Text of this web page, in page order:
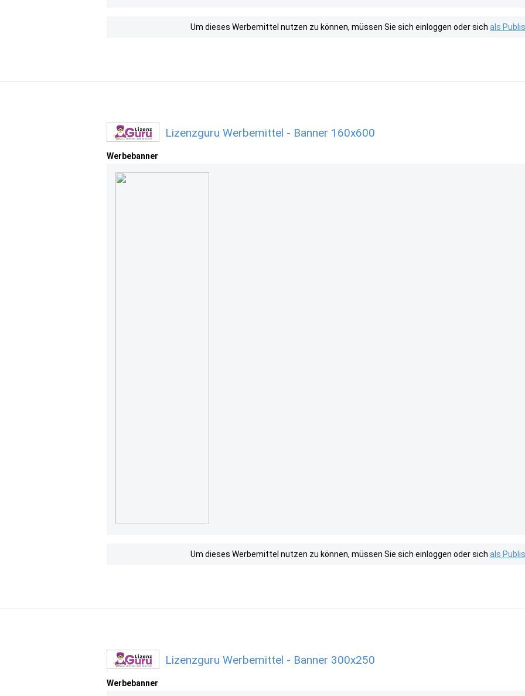
Um dieses Werbemittel nutzen zu können, müssen Sie sich einloggen oder sich als
Lizenzguru Werbemittel - Banner 160x600
Werbebanner
Um dieses Werbemittel nutzen zu können, müssen Sie sich einloggen oder sich als
Lizenzguru Werbemittel - Banner 300x250
Werbebanner